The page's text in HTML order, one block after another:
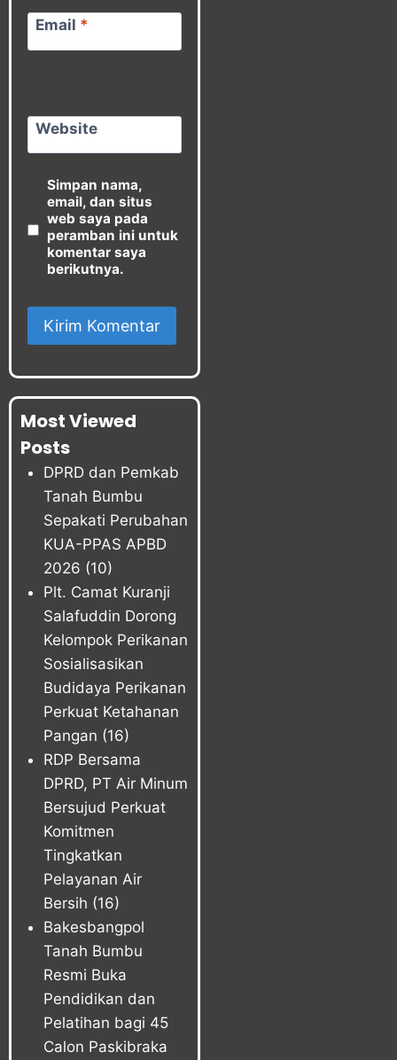
Email *
Website
Simpan nama,
email, dan situs
web saya pada
peramban ini untuk
komentar saya
berikutnya.
Most Viewed
Posts
DPRD dan Pemkab
Tanah Bumbu
Sepakati Perubahan
KUA-PPAS APBD
2026 (10)
Plt. Camat Kuranji
Salafuddin Dorong
Kelompok Perikanan
Sosialisasikan
Budidaya Perikanan
Perkuat Ketahanan
Pangan (16)
RDP Bersama
DPRD, PT Air Minum
Bersujud Perkuat
Komitmen
Tingkatkan
Pelayanan Air
Bersih (16)
Bakesbangpol
Tanah Bumbu
Resmi Buka
Pendidikan dan
Pelatihan bagi 45
Calon Paskibraka